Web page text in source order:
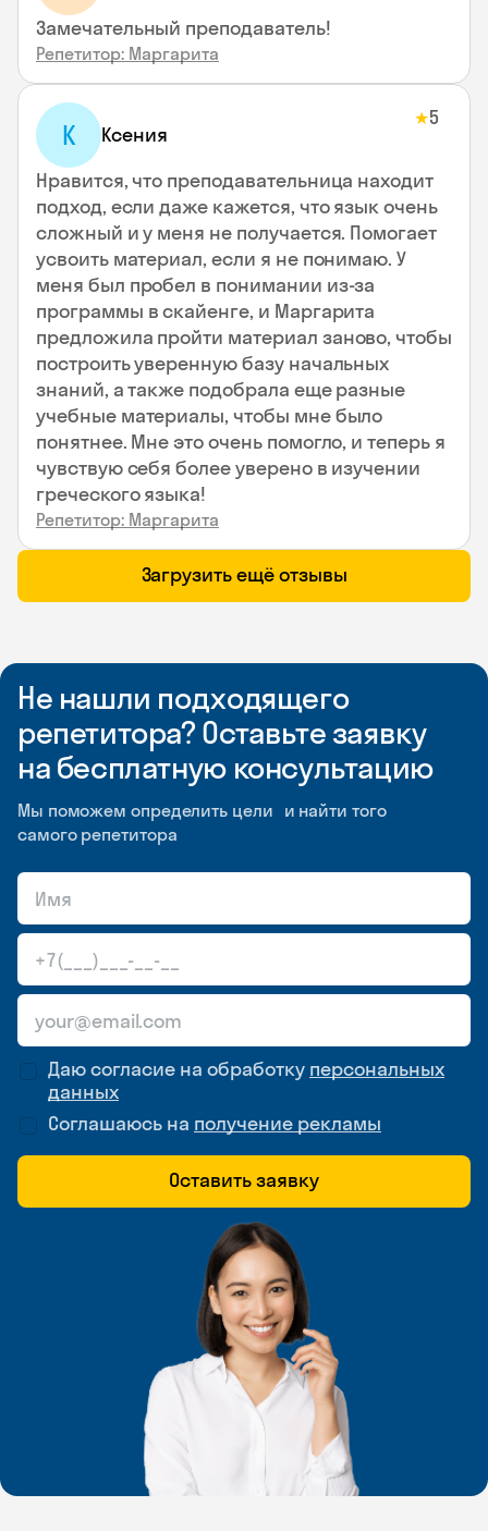
Замечательный преподаватель!
Репетитор: Маргарита
К Ксения
★5
Нравится, что преподавательница находит
подход, если даже кажется, что язык очень
сложный и у меня не получается. Помогает
усвоить материал, если я не понимаю. У
меня был пробел в понимании из-за
программы в скайенге, и Маргарита
предложила пройти материал заново, чтобы
построить уверенную базу начальных
знаний, а также подобрала еще разные
учебные материалы, чтобы мне было
понятнее. Мне это очень помогло, и теперь я
чувствую себя более уверено в изучении
греческого языка!
Репетитор: Маргарита
Загрузить ещё отзывы
Не нашли подходящего
репетитора? Оставьте заявку
на бесплатную консультацию
Мы поможем определить цели и найти того
самого репетитора
Даю согласие на обработку персональных
данных
Соглашаюсь на получение рекламы
Оставить заявку